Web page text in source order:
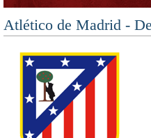
Atlético de Madrid -